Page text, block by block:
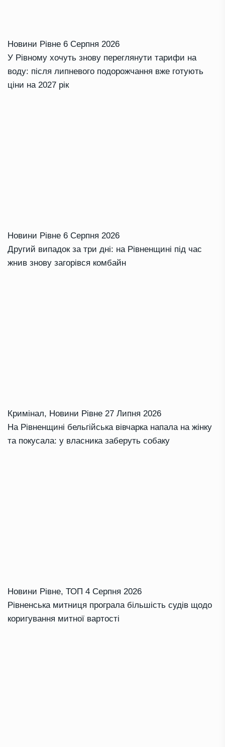
Новини Рівне 6 Серпня 2026
У Рівному хочуть знову переглянути тарифи на
воду: після липневого подорожчання вже готують
ціни на 2027 рік
Новини Рівне 6 Серпня 2026
Другий випадок за три дні: на Рівненщині під час
жнив знову загорівся комбайн
Кримінал, Новини Рівне 27 Липня 2026
На Рівненщині бельгійська вівчарка напала на жінку
та покусала: у власника заберуть собаку
Новини Рівне, ТОП 4 Серпня 2026
Рівненська митниця програла більшість судів щодо
коригування митної вартості